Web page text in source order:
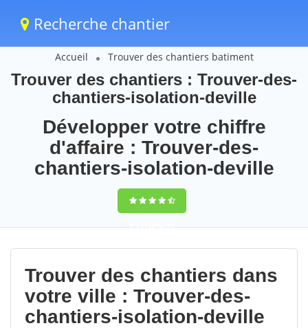
Recherche chantier
Accueil Trouver des chantiers batiment
Trouver des chantiers : Trouver-des-
chantiers-isolation-deville
Développer votre chiffre
d'affaire : Trouver-des-
chantiers-isolation-deville
9,5(100%)91
votes
Trouver des chantiers dans
votre ville : Trouver-des-
chantiers-isolation-deville